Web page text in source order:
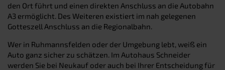
den Ort führt und einen direkten Anschluss an die Autobahn
A3 ermöglicht. Des Weiteren existiert im nah gelegenen
Gotteszell Anschluss an die Regionalbahn.
Wer in Ruhmannsfelden oder der Umgebung lebt, weiß ein
Auto ganz sicher zu schätzen. Im Autohaus Schneider
werden Sie bei Neukauf oder auch bei Ihrer Entscheidung für